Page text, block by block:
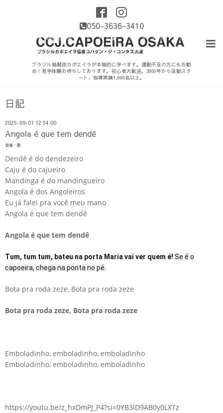
050-3636-3410
ブラジル格闘技カポエイラが本格的に学べます。運動不足の方にもお勧
め！見学体験お待ちしております。初心者大歓迎。2000年から活動スタ
ート、指導実績1,000名以上。
日記
2025-09-01 12:54:00
Angola é que tem dendê
音楽・歌
Dendê é do dendezeiro
Caju é do cajueiro
Mandinga é do mandingueiro
Angola é dos Angoleiros
Eu já falei pra você meu mano
Angola é que tem dendê
Angola é que tem dendê
Tum, tum tum, bateu na porta Maria vai ver quem é! Se é o
capoeira, chega na ponta no pé.
Bota pra roda zeze, Bota pra roda zeze
Bota pra roda zeze, Bota pra roda zeze
Emboladinho, emboladinho, emboladinho
Emboladinho, emboladinho, emboladinho
https://youtu.be/z_hxDmPJ_P4?si=0YB3lD9AB0y0LXTz